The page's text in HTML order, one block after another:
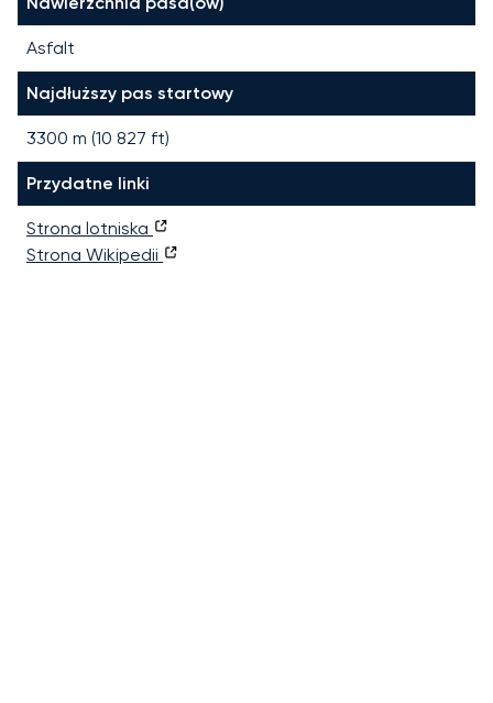
Asfalt
Najdłuższy pas startowy
3300 m (10 827 ft)
Przydatne linki
Strona lotniska
Strona Wikipedii